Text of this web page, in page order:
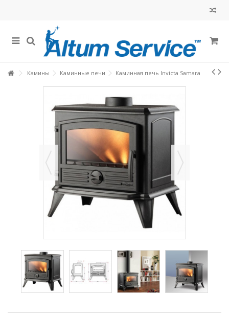
Камины Каминные печи Каминная печь Invicta Samara